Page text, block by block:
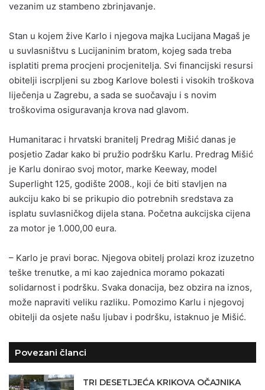
vezanim uz stambeno zbrinjavanje.
Stan u kojem žive Karlo i njegova majka Lucijana Magaš je
u suvlasništvu s Lucijaninim bratom, kojeg sada treba
isplatiti prema procjeni procjenitelja. Svi financijski resursi
obitelji iscrpljeni su zbog Karlove bolesti i visokih troškova
liječenja u Zagrebu, a sada se suočavaju i s novim
troškovima osiguravanja krova nad glavom.
Humanitarac i hrvatski branitelj Predrag Mišić danas je
posjetio Zadar kako bi pružio podršku Karlu. Predrag Mišić
je Karlu donirao svoj motor, marke Keeway, model
Superlight 125, godište 2008., koji će biti stavljen na
aukciju kako bi se prikupio dio potrebnih sredstava za
isplatu suvlasničkog dijela stana. Početna aukcijska cijena
za motor je 1.000,00 eura.
– Karlo je pravi borac. Njegova obitelj prolazi kroz izuzetno
teške trenutke, a mi kao zajednica moramo pokazati
solidarnost i podršku. Svaka donacija, bez obzira na iznos,
može napraviti veliku razliku. Pomozimo Karlu i njegovoj
obitelji da osjete našu ljubav i podršku, istaknuo je Mišić.
Povezani članci
TRI DESETLJEĆA KRIKOVA OČAJNIKA